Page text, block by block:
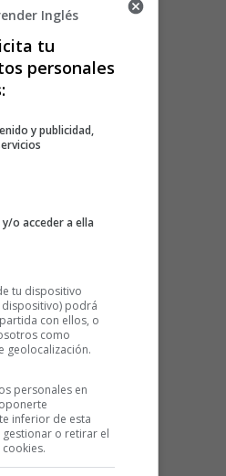
Inglés
tu
personales
y publicidad,
o acceder a ella
tu dispositivo
podrá
con ellos, o
como
geolocalización.
personales en
inferior de esta
gestionar o retirar el